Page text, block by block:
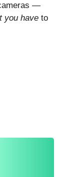
—
you have to